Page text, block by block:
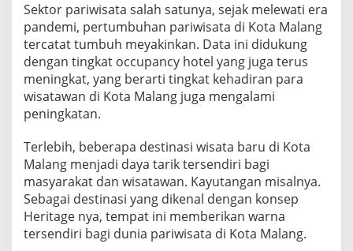
U
M
K
M
H
I
N
G
O
I
T
E
R
Sektor pariwisata salah satunya, sejak melewati era
pandemi, pertumbuhan pariwisata di Kota Malang
tercatat tumbuh meyakinkan. Data ini didukung
dengan tingkat occupancy hotel yang juga terus
meningkat, yang berarti tingkat kehadiran para
wisatawan di Kota Malang juga mengalami
peningkatan.
Terlebih, beberapa destinasi wisata baru di Kota
Malang menjadi daya tarik tersendiri bagi
masyarakat dan wisatawan. Kayutangan misalnya.
Sebagai destinasi yang dikenal dengan konsep
Heritage nya, tempat ini memberikan warna
tersendiri bagi dunia pariwisata di Kota Malang.